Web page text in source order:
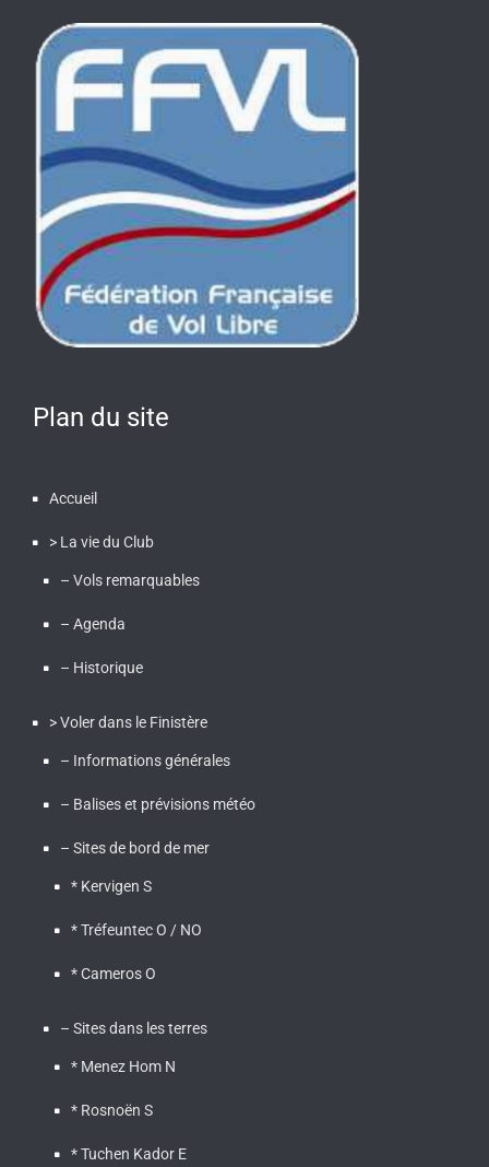
Plan du site
Accueil
> La vie du Club
– Vols remarquables
– Agenda
– Historique
> Voler dans le Finistère
– Informations générales
– Balises et prévisions météo
– Sites de bord de mer
* Kervigen S
* Tréfeuntec O / NO
* Cameros O
– Sites dans les terres
* Menez Hom N
* Rosnoën S
* Tuchen Kador E